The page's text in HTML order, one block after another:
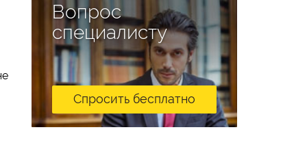
Вопрос
специалисту
Спросить бесплатно